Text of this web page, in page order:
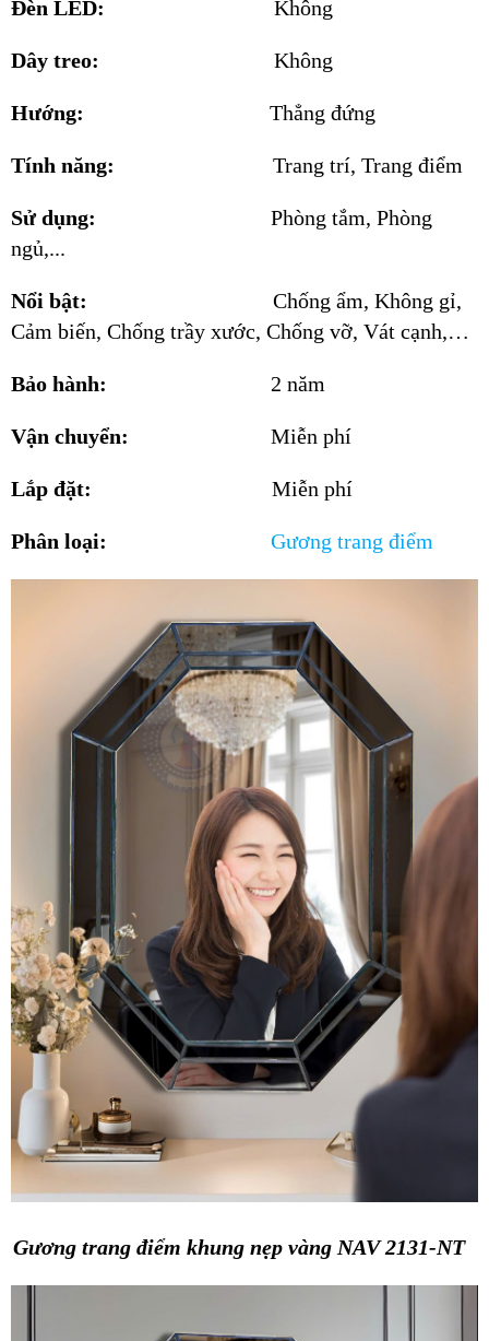
Đèn LED: Không
Dây treo: Không
Hướng: Thẳng đứng
Tính năng: Trang trí, Trang điểm
Sử dụng: Phòng tắm, Phòng
ngủ,...
Nổi bật: Chống ẩm, Không gỉ,
Cảm biến, Chống trầy xước, Chống vỡ, Vát cạnh,…
Bảo hành: 2 năm
Vận chuyển: Miễn phí
Lắp đặt: Miễn phí
Phân loại: Gương trang điểm
Gương trang điểm khung nẹp vàng NAV 2131-NT